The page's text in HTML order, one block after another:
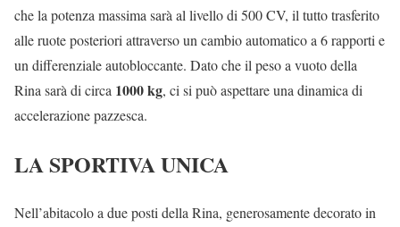
che la potenza massima sarà al livello di 500 CV, il tutto trasferito
alle ruote posteriori attraverso un cambio automatico a 6 rapporti e
un differenziale autobloccante. Dato che il peso a vuoto della
Rina sarà di circa 1000 kg, ci si può aspettare una dinamica di
accelerazione pazzesca.
LA SPORTIVA UNICA
Nell’abitacolo a due posti della Rina, generosamente decorato in